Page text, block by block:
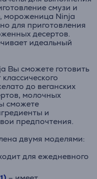
смузи и
мороженица Ninja
для приготовления
десертов.
идеальный
сможете готовить
до веганских
молочных
сможете
и
предпочтения.
двумя моделями:
для ежедневного